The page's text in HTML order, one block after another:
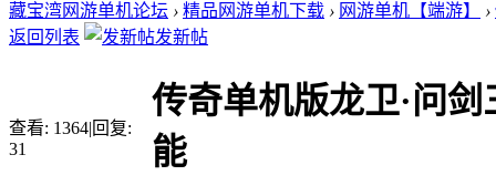
藏宝湾网游单机论坛 › 精品网游单机下载 › 网游单机【端游】 ›
返回列表
发新帖
查看: 1364|回复:
31
传奇单机版龙卫·问
能